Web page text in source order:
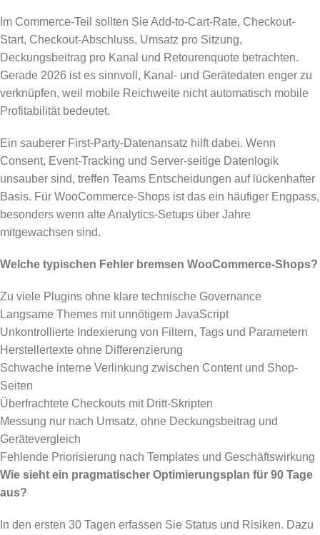
Im Commerce-Teil sollten Sie Add-to-Cart-Rate, Checkout-
Start, Checkout-Abschluss, Umsatz pro Sitzung,
Deckungsbeitrag pro Kanal und Retourenquote betrachten.
Gerade 2026 ist es sinnvoll, Kanal- und Gerätedaten enger zu
verknüpfen, weil mobile Reichweite nicht automatisch mobile
Profitabilität bedeutet.
Ein sauberer First-Party-Datenansatz hilft dabei. Wenn
Consent, Event-Tracking und Server-seitige Datenlogik
unsauber sind, treffen Teams Entscheidungen auf lückenhafter
Basis. Für WooCommerce-Shops ist das ein häufiger Engpass,
besonders wenn alte Analytics-Setups über Jahre
mitgewachsen sind.
Welche typischen Fehler bremsen WooCommerce-Shops?
Zu viele Plugins ohne klare technische Governance
Langsame Themes mit unnötigem JavaScript
Unkontrollierte Indexierung von Filtern, Tags und Parametern
Herstellertexte ohne Differenzierung
Schwache interne Verlinkung zwischen Content und Shop-
Seiten
Überfrachtete Checkouts mit Dritt-Skripten
Messung nur nach Umsatz, ohne Deckungsbeitrag und
Gerätevergleich
Fehlende Priorisierung nach Templates und Geschäftswirkung
Wie sieht ein pragmatischer Optimierungsplan für 90 Tage
aus?
In den ersten 30 Tagen erfassen Sie Status und Risiken. Dazu